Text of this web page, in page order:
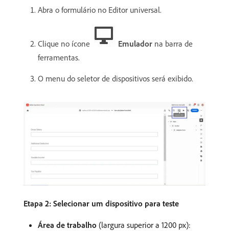
Abra o formulário no Editor universal.
Clique no ícone Emulador na barra de
ferramentas.
O menu do seletor de dispositivos será exibido.
Etapa 2: Selecionar um dispositivo para teste
Área de trabalho (largura superior a 1200 px):